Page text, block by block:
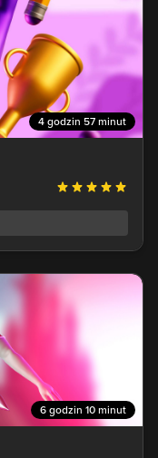
4 godzin 57 minut
6 godzin 10 minut